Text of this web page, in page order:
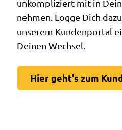
unkompliziert mit in Dein
nehmen. Logge Dich
unserem Kundenportal
Deinen Wechsel.
Hier geht's zum